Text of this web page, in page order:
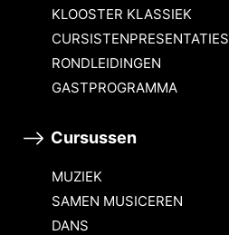
KLOOSTER KLASSIEK
CURSISTENPRESENTATIES
RONDLEIDINGEN
GASTPROGRAMMA
Cursussen
MUZIEK
SAMEN MUSICEREN
DANS